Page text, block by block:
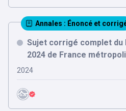
Annales : Énoncé et
Sujet corrigé complet du
2024 de France
2024